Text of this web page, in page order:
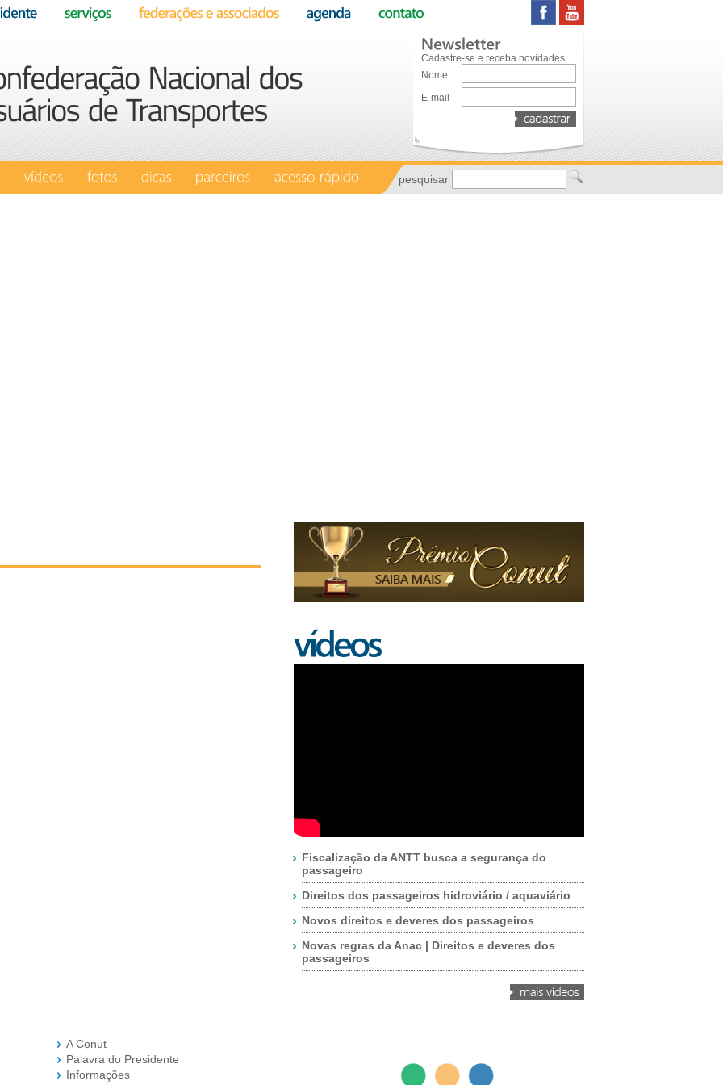
Cadastre-se e receba novidades
Nome
E-mail
pesquisar
Fiscalização da ANTT busca a segurança do
passageiro
Direitos dos passageiros hidroviário / aquaviário
Novos direitos e deveres dos passageiros
Novas regras da Anac | Direitos e deveres dos
passageiros
A Conut
Palavra do Presidente
Informações